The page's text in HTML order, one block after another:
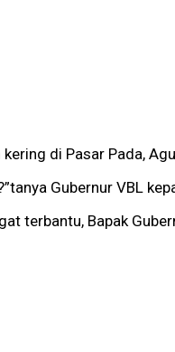
di Pasar Pada,
Gubernur VBL
terbantu, Bapak